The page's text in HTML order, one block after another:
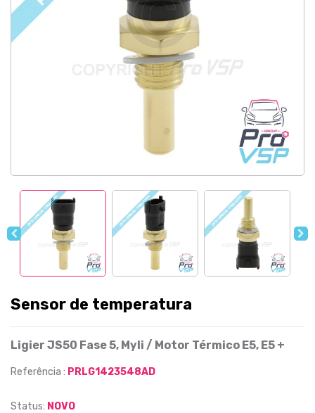
Sensor de temperatura
Ligier JS50 Fase 5, Myli / Motor Térmico E5, E5 +
Referência : PRLG1423548AD
Status: NOVO